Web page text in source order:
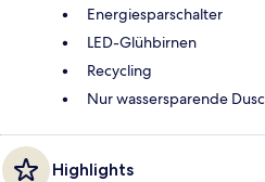
Energiesparschalter
LED-Glühbirnen
Recycling
Nur wassersparende
Highlights